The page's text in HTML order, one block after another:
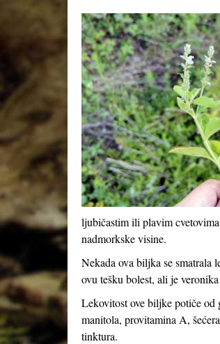
ljubičastim ili plavim
nadmorkske visine.
Nekada ova biljka se smatrala
ovu tešku bolest, ali je
Lekovitost ove biljke potiče od
manitola, provitamina A,
tinktura.